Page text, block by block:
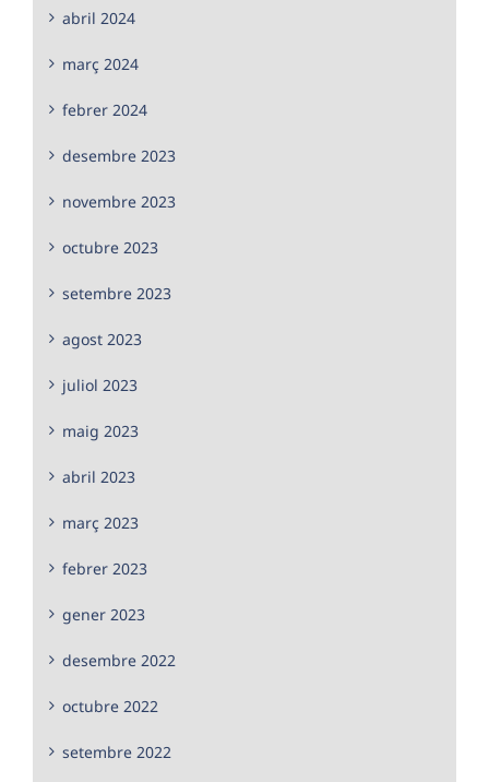
abril 2024
març 2024
febrer 2024
desembre 2023
novembre 2023
octubre 2023
setembre 2023
agost 2023
juliol 2023
maig 2023
abril 2023
març 2023
febrer 2023
gener 2023
desembre 2022
octubre 2022
setembre 2022